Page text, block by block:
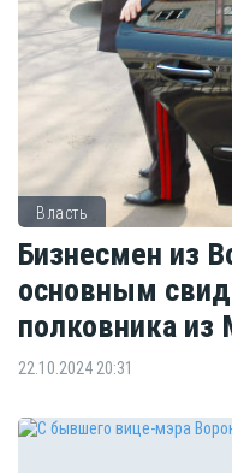
Власть
Бизнесмен из
основным
полковника
22.10.2024 20:31